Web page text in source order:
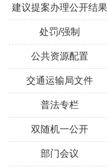
建议提案办理公开结果
处罚/强制
公共资源配置
交通运输局文件
普法专栏
双随机一公开
部门会议